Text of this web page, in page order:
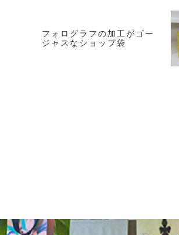
フォログラフの加工がゴー
ジャスなショップ袋